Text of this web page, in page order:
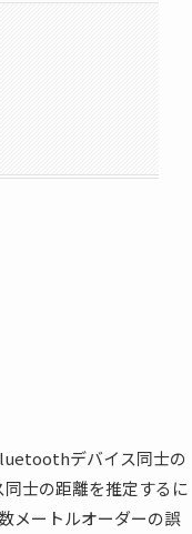
デバイス同士の
士の距離を推定するに
メートルオーダーの誤